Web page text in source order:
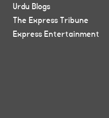
Urdu Blogs
The Express Tribune
Express Entertainment